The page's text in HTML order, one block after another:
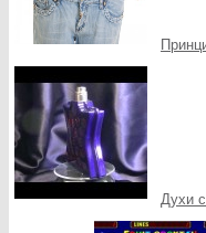
Духи